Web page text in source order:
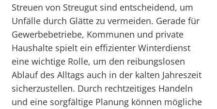
Streuen von Streugut sind entscheidend, um
Unfälle durch Glätte zu vermeiden. Gerade für
Gewerbebetriebe, Kommunen und private
Haushalte spielt ein effizienter Winterdienst
eine wichtige Rolle, um den reibungslosen
Ablauf des Alltags auch in der kalten Jahreszeit
sicherzustellen. Durch rechtzeitiges Handeln
und eine sorgfältige Planung können mögliche